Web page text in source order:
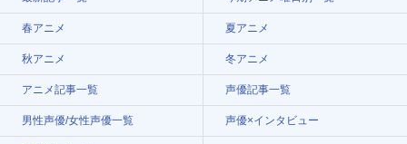
春アニメ 夏アニメ
秋アニメ 冬アニメ
アニメ記事一覧 声優記事一覧
男性声優/女性声優一覧 声優×インタビュー